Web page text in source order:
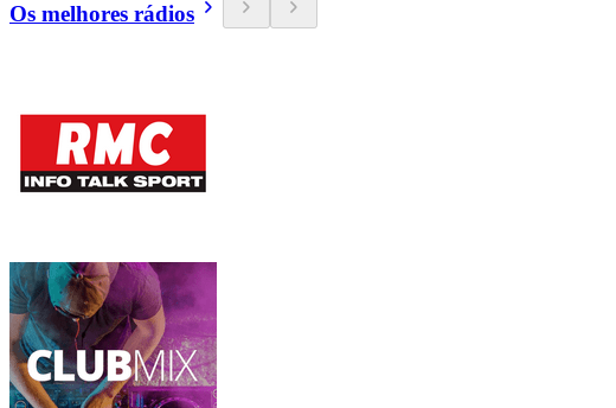
Os melhores rádios